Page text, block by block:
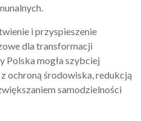
i przyspieszenie
dla transformacji
Polska mogła szybciej
ochroną środowiska, redukcją
samodzielności